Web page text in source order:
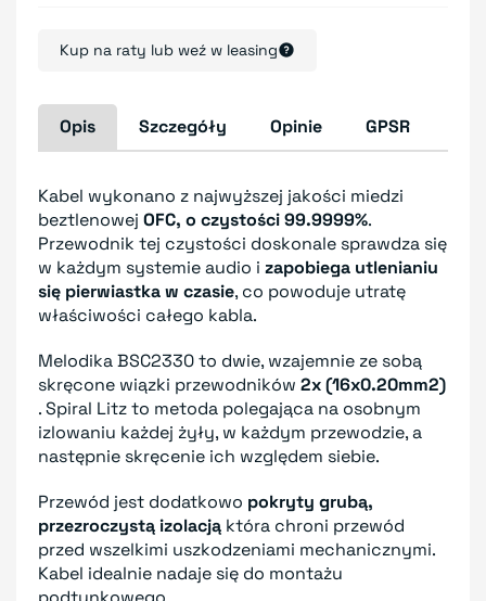
Kup na raty lub weź w leasing
Opis Szczegóły Opinie GPSR
Kabel wykonano z najwyższej jakości miedzi
beztlenowej OFC, o czystości 99.9999%.
Przewodnik tej czystości doskonale sprawdza się
w każdym systemie audio i zapobiega utlenianiu
się pierwiastka w czasie, co powoduje utratę
właściwości całego kabla.
Melodika BSC2330 to dwie, wzajemnie ze sobą
skręcone wiązki przewodników 2x (16x0.20mm2)
. Spiral Litz to metoda polegająca na osobnym
izlowaniu każdej żyły, w każdym przewodzie, a
następnie skręcenie ich względem siebie.
Przewód jest dodatkowo pokryty grubą,
przezroczystą izolacją która chroni przewód
przed wszelkimi uszkodzeniami mechanicznymi.
Kabel idealnie nadaje się do montażu